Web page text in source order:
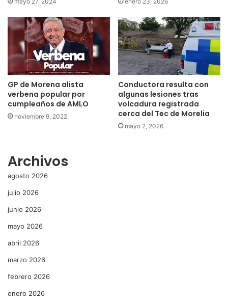
GP de Morena alista
verbena popular por
cumpleaños de AMLO
noviembre 9, 2022
Conductora resulta con
algunas lesiones tras
volcadura registrada
cerca del Tec de Morelia
mayo 2, 2026
Archivos
agosto 2026
julio 2026
junio 2026
mayo 2026
abril 2026
marzo 2026
febrero 2026
enero 2026